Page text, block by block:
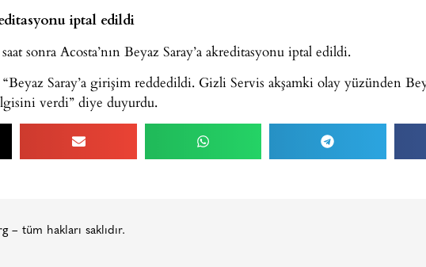
iptal edildi
sonra Acosta’nın Beyaz Saray’a akreditasyonu iptal edildi.
Saray’a girişim reddedildi. Gizli Servis akşamki olay yüzünden
verdi” diye duyurdu.
– tüm hakları saklıdır.